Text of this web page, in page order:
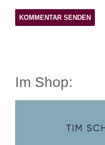
Im Shop: